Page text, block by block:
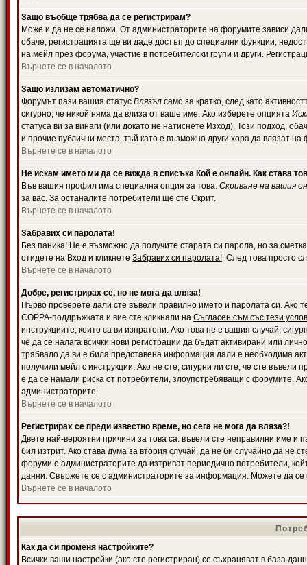
Защо въобще трябва да се регистрирам?
Може и да не се наложи. От администраторите на форумите зависи
обаче, регистрацията ще ви даде достъп до специални функции,
на мейл през форума, участие в потребителски групи и други.
Върнете се в началото
Защо излизам автоматично?
Форумът пази вашия статус Влязъл само за кратко, след като
сигурно, че никой няма да влиза от ваше име. Ако изберете опцията
статуса ви за винаги (или докато не натиснете Изход). Този подход,
и прочие публични места, тъй като е възможно други хора да влязат
Върнете се в началото
Не искам името ми да се вижда в списъка Кой е онлайн. Как става
Във вашия профил има специална опция за това: Скриване на вашия
за вас. За останалите потребители ще сте Скрит.
Върнете се в началото
Забравих си паролата!
Без паника! Не е възможно да получите старата си парола, но за
отидете на Вход и кликнете Забравих си паролата!. След това просто
Върнете се в началото
Добре, регистрирах се, но не мога да вляза!
Първо проверете дали сте въвели правилно името и паролата си. Ако
COPPA-поддръжката и вие сте кликнали на Съгласен съм със тези
инструкциите, които са ви изпратени. Ако това не е вашия случай,
че да се налага всички нови регистрации да бъдат активирани или
трябвало да ви е била представена информация дали е необходима
получили мейл с инструкции. Ако не сте, сигурни ли сте, че сте
е да се намали риска от потребители, злоупотребяващи с форумите.
администраторите.
Върнете се в началото
Регистрирах се преди известно време, но сега не мога да вляза?!
Двете най-вероятни причини за това са: въвели сте неправилни име и
бил изтрит. Ако става дума за втория случай, да не би случайно да
форуми е администраторите да изтриват периодично потребители,
данни. Свържете се с администраторите за информация. Можете да се
Върнете се в началото
Как да си променя настройките?
Всички ваши настройки (ако сте регистриран) се съхраняват в база